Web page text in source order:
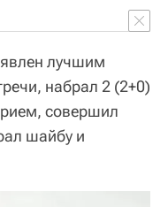
лучшим
набрал 2 (2+0)
совершил
шайбу и